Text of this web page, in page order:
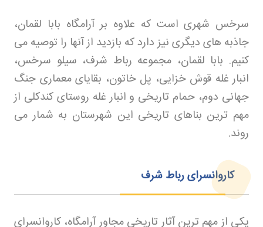
سرخس شهری است که علاوه بر آرامگاه بابا لقمان،
جاذبه های دیگری نیز دارد که بازدید از آنها را توصیه می
کنیم. بابا لقمان، مجموعه رباط شرف، سیلو سرخس،
انبار غله قوش خزایی، پل خاتون، بقایای معماری جنگ
جهانی دوم، حمام تاریخی و انبار غله روستای کندکلی از
مهم ترین بناهای تاریخی این شهرستان به شمار می
روند.
کاروانسرای رباط شرف
یکی از مهم ترین آثار تاریخی مجاور آرامگاه، کاروانسرای